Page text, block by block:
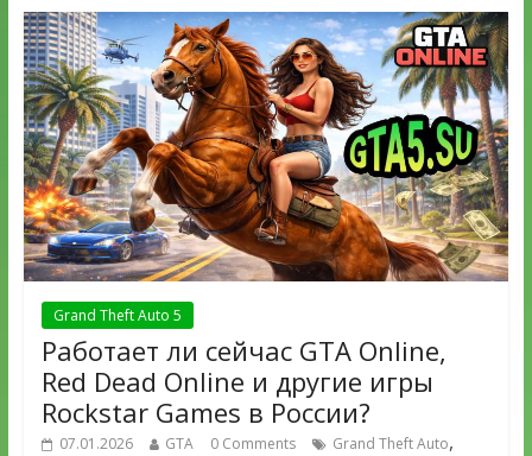
Grand Theft Auto 5
Работает ли сейчас GTA Online,
Red Dead Online и другие игры
Rockstar Games в России?
07.01.2026 GTA 0 Comments Grand Theft Auto,